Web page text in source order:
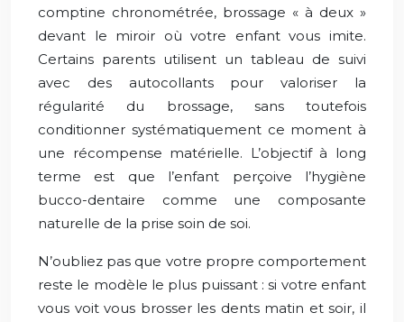
comptine chronométrée, brossage « à deux »
devant le miroir où votre enfant vous imite.
Certains parents utilisent un tableau de suivi
avec des autocollants pour valoriser la
régularité du brossage, sans toutefois
conditionner systématiquement ce moment à
une récompense matérielle. L’objectif à long
terme est que l’enfant perçoive l’hygiène
bucco-dentaire comme une composante
naturelle de la prise soin de soi.
N’oubliez pas que votre propre comportement
reste le modèle le plus puissant : si votre enfant
vous voit vous brosser les dents matin et soir, il